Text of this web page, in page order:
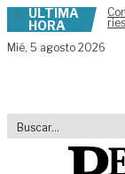
Skip to content
ÚLTIMA
HORA
Mié, 5 agosto 2026